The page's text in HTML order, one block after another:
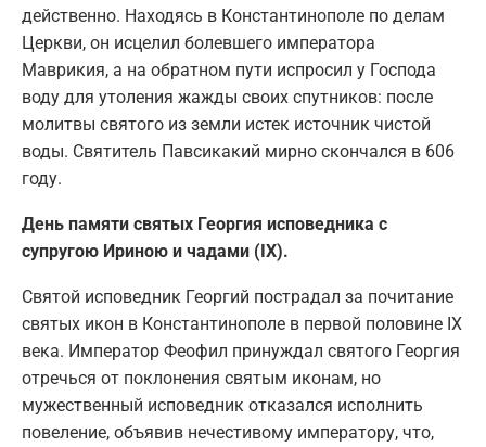
действенно. Находясь в Константинополе по делам
Церкви, он исцелил болевшего императора
Маврикия, а на обратном пути испросил у Господа
воду для утоления жажды своих спутников: после
молитвы святого из земли истек источник чистой
воды. Святитель Павсикакий мирно скончался в 606
году.
День памяти святых Георгия исповедника с
супругою Ириною и чадами (IX).
Святой исповедник Георгий пострадал за почитание
святых икон в Константинополе в первой половине IX
века. Император Феофил принуждал святого Георгия
отречься от поклонения святым иконам, но
мужественный исповедник отказался исполнить
повеление, объявив нечестивому императору, что,